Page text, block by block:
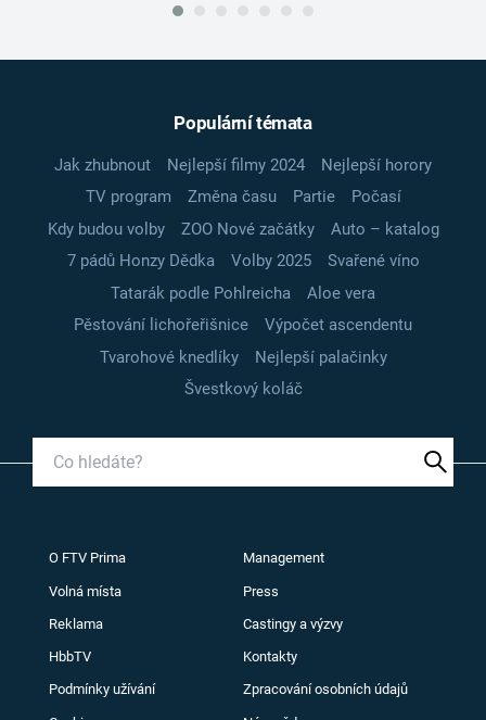
Populární témata
Jak zhubnout Nejlepší filmy 2024
Nejlepší horory
TV program
Změna času Partie
Počasí
Kdy budou volby
ZOO Nové začátky
Auto – katalog
7 pádů Honzy Dědka
Volby 2025
Svařené víno
Tatarák podle Pohlreicha
Aloe vera
Pěstování lichořeřišnice
Výpočet ascendentu
Tvarohové knedlíky
Nejlepší palačinky
Švestkový koláč
O FTV Prima Management
Volná místa Press
Reklama Castingy a výzvy
HbbTV Kontakty
Podmínky užívání Zpracování osobních údajů